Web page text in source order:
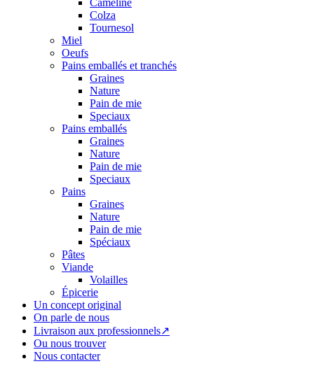
Cameline
Colza
Tournesol
Miel
Oeufs
Pains emballés et tranchés
Graines
Nature
Pain de mie
Speciaux
Pains emballés
Graines
Nature
Pain de mie
Speciaux
Pains
Graines
Nature
Pain de mie
Spéciaux
Pâtes
Viande
Volailles
Épicerie
Un concept original
On parle de nous
Livraison aux professionnels↗
Ou nous trouver
Nous contacter